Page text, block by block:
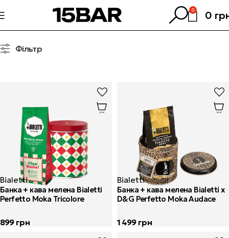
0 0
Фільтр
Банка + кава мелена Bialetti
Perfetto Moka Tricolore
Bialetti
899грн
Банка + кава мелена Bialetti x
D&G Perfetto Moka Audace
Bialetti
1 499грн